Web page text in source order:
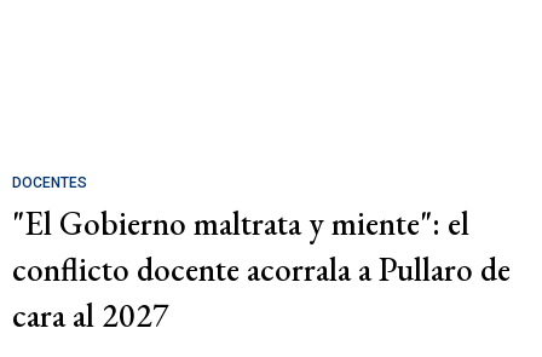
DOCENTES
"El Gobierno maltrata y miente": el
conflicto docente acorrala a Pullaro de
cara al 2027